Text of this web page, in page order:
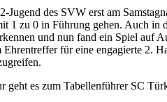
des SVW erst am
1 zu 0 in Führung gehen. Auch
und nun fand ein Spiel auf
für eine engagierte 2.
geht es zum Tabellenführer SC